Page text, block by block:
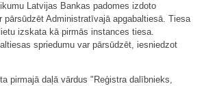
Latvijas Bankas padomes izdoto
pārsūdzēt Administratīvajā apgabaltiesā. Tiesa
izskata kā pirmās instances tiesa.
spriedumu var pārsūdzēt, iesniedzot
pirmajā daļā vārdus "Reģistra dalībnieks,